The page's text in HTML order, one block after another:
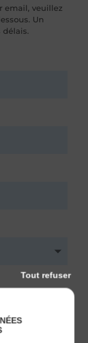
email, veuillez
Un
délais.
Tout refuser